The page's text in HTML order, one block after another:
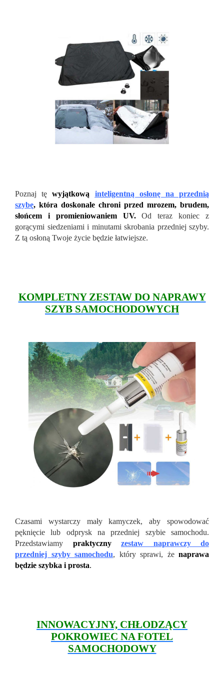
Poznaj tęwyjątkową inteligentną osłonę na przednią
szybę, która doskonale chroni przed mrozem, brudem,
słońcem i promieniowaniem UV.Od teraz koniec z
gorącymi siedzeniami i minutami skrobania przedniej szyby.
Z tą osłoną Twoje życie będzie łatwiejsze.
KOMPLETNY ZESTAW DO NAPRAWY
SZYB SAMOCHODOWYCH
Czasami wystarczy mały kamyczek, aby spowodować
pęknięcie lub odprysk na przedniej szybie samochodu.
Przedstawiamy
praktyczny zestaw naprawczy do
przedniej szyby samochodu, który sprawi, że naprawa
będzie szybka i prosta.
INNOWACYJNY, CHŁODZĄCY
POKROWIEC NA FOTEL
SAMOCHODOWY